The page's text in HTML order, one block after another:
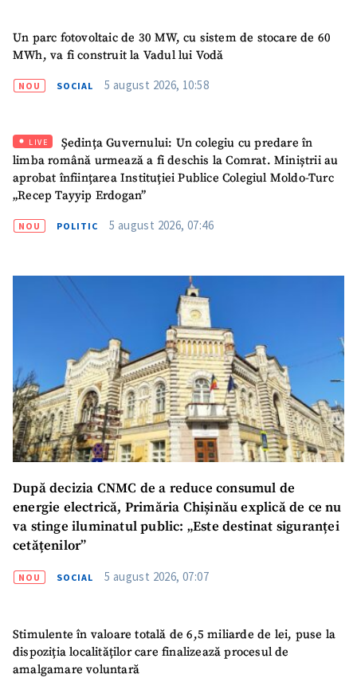
Un parc fotovoltaic de 30 MW, cu sistem de stocare de 60
MWh, va fi construit la Vadul lui Vodă
NOU SOCIAL 5 august 2026, 10:58
LIVE
Ședința Guvernului: Un colegiu cu predare în
limba română urmează a fi deschis la Comrat. Miniștrii au
aprobat înființarea Instituției Publice Colegiul Moldo-Turc
„Recep Tayyip Erdogan”
NOU POLITIC 5 august 2026, 07:46
După decizia CNMC de a reduce consumul de
energie electrică, Primăria Chișinău explică de ce nu
va stinge iluminatul public: „Este destinat siguranței
cetățenilor”
NOU SOCIAL 5 august 2026, 07:07
Stimulente în valoare totală de 6,5 miliarde de lei, puse la
dispoziția localităților care finalizează procesul de
amalgamare voluntară
ȘTIREA MEA
+ Adaugă titlu
Fotografie
+ Încarcă imagine
Link media+ Link media
Sursă anonimă
Nume+ Numele meu
Email+ Emailul meu
Am citit și sunt de
acord cupolitica de
TRIMITE ȘTIREA